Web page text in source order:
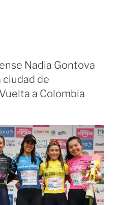
Nadia Gontova
ciudad de
a Colombia